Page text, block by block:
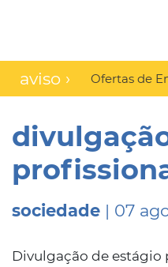
aviso › Ofertas de
sociedade | 07
Divulgação de estágio